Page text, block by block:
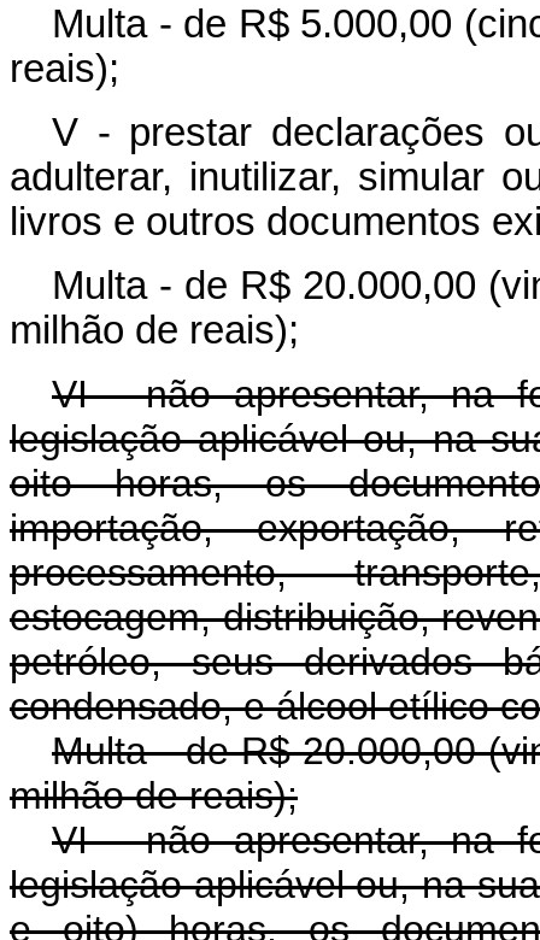
Multa - de R$ 5.000,00
reais);
V - prestar declarações
adulterar, inutilizar, simular
livros e outros documentos
Multa - de R$ 20.000,00
milhão de reais);
VI - não apresentar, na
legislação aplicável ou, na
oito horas, os
importação, exportação,
processamento,
estocagem, distribuição,
petróleo, seus derivados
condensado, e álcool etílico
Multa - de R$ 20.000,00
milhão de reais);
VI - não apresentar, na
legislação aplicável ou, na
e oito) horas, os